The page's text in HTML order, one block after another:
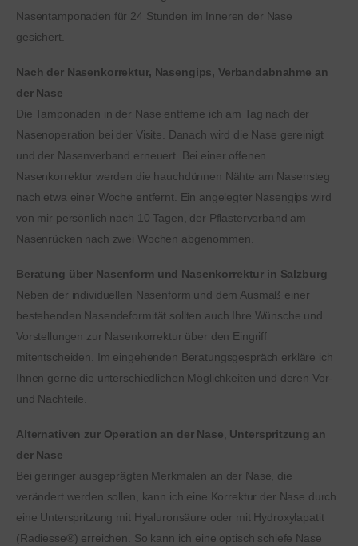
Nasentamponaden für 24 Stunden im Inneren der Nase
gesichert.
Nach der Nasenkorrektur, Nasengips, Verbandabnahme an
der Nase
Die Tamponaden in der Nase entferne ich am Tag nach der
Nasenoperation bei der Visite. Danach wird die Nase gereinigt
und der Nasenverband erneuert. Bei einer offenen
Nasenkorrektur werden die hauchdünnen Nähte am Nasensteg
nach etwa einer Woche entfernt. Ein angelegter Nasengips wird
von mir persönlich nach 10 Tagen, der Pflasterverband am
Nasenrücken nach zwei Wochen abgenommen.
Beratung über Nasenform und Nasenkorrektur in Salzburg
Neben der individuellen Nasenform und dem Ausmaß einer
bestehenden Nasendeformität sollten auch Ihre Wünsche und
Vorstellungen zur Nasenkorrektur über den Eingriff
mitentscheiden. Im eingehenden Beratungsgespräch erkläre ich
Ihnen gerne die unterschiedlichen Möglichkeiten und deren Vor-
und Nachteile.
Alternativen zur Operation an der Nase Unterspritzung an
der Nase
Bei geringer ausgeprägten Merkmalen an der Nase, die
verändert werden sollen, kann ich eine Korrektur der Nase durch
eine Unterspritzung mit Hyaluronsäure oder mit Hydroxylapatit
(Radiesse®) erreichen. So kann ich eine optisch schiefe Nase